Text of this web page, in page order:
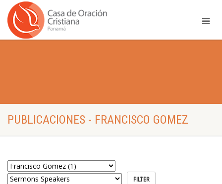
PUBLICACIONES - FRANCISCO GOMEZ